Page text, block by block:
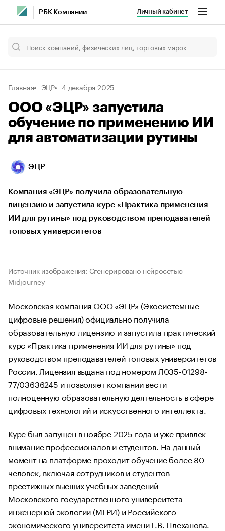
РБК Компании Личный кабинет
Главная ЭЦР 4 декабря 2025
ООО «ЭЦР» запустила
обучение по применению ИИ
для автоматизации рутины
ЭЦР
Компания «ЭЦР» получила образовательную
лицензию и запустила курс «Практика применения
ИИ для рутины» под руководством преподавателей
топовых университетов
Источник изображения: Сгенерировано нейросетью
Midjourney
Московская компания ООО «ЭЦР» (Экосистемные
цифровые решения) официально получила
образовательную лицензию и запустила практический
курс «Практика применения ИИ для рутины» под
руководством преподавателей топовых университетов
России. Лицензия выдана под номером Л035-01298-
77/03636245 и позволяет компании вести
полноценную образовательную деятельность в сфере
цифровых технологий и искусственного интеллекта.
Курс был запущен в ноябре 2025 года и уже привлек
внимание профессионалов и студентов. На данный
момент на платформе проходит обучение более 80
человек, включая сотрудников и студентов
престижных высших учебных заведений —
Московского государственного университета
инженерной экологии (МГРИ) и Российского
экономического университета имени Г.В. Плеханова.